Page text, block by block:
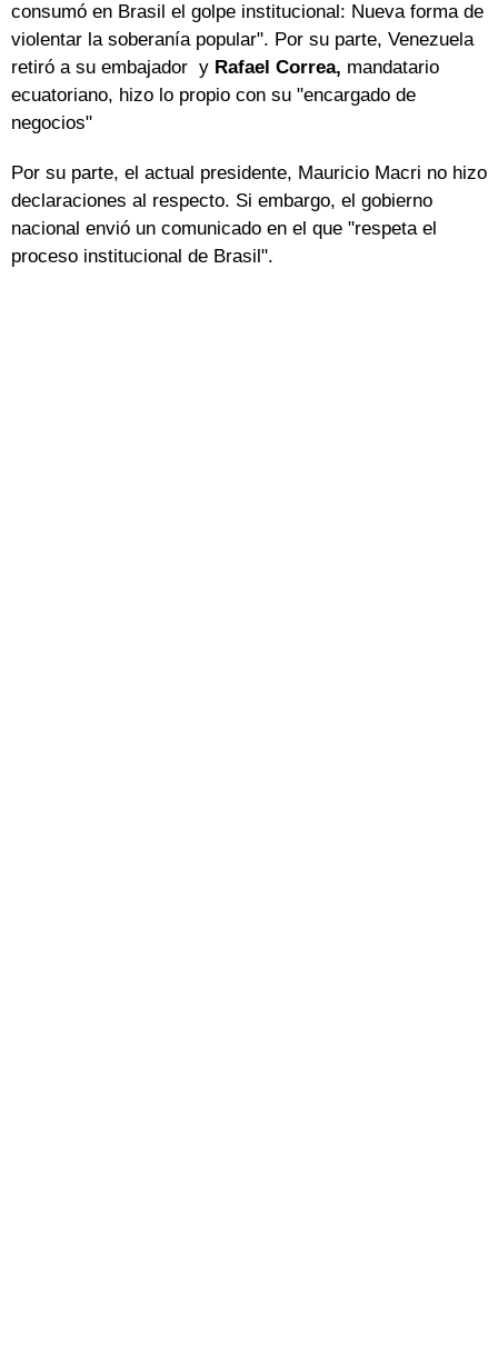
consumó en Brasil el golpe institucional: Nueva forma de
violentar la soberanía popular". Por su parte, Venezuela
retiró a su embajador y Rafael Correa, mandatario
ecuatoriano, hizo lo propio con su "encargado de
negocios"
Por su parte, el actual presidente, Mauricio Macri no hizo
declaraciones al respecto. Si embargo, el gobierno
nacional envió un comunicado en el que "respeta el
proceso institucional de Brasil".